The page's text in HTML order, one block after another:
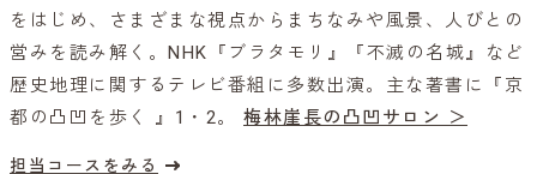
をはじめ、さまざまな視点からまちなみや風景、人びとの
営みを読み解く。NHK『ブラタモリ』『不滅の名城』など
歴史地理に関するテレビ番組に多数出演。主な著書に『京
都の凸凹を歩く 』1・2。 梅林崖長の凸凹サロン ＞
担当コースをみる